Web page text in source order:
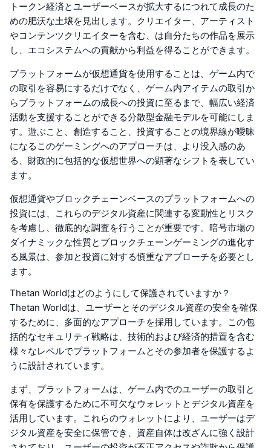
トークン経済とユーザーベースが拡大するにつれて成長のた
めの肥沃な土壌を見出します。クリエイター、アーティスト
やコンテンツクリエイターを含む、は自分たちの作品を展示
し、エコシステムへの貢献から利益を得ることができます。
プラットフォームが仮想通貨を使用することは、ゲーム内で
の取引を容易にするだけでなく、ゲーム内アイテムの取引か
らプラットフォームの成長への投資に至るまで、幅広い経済
活動を支援することができる分散型金融モデルを可能にしま
す。遊ぶこと、創造すること、投資することの境界線が曖昧
になるこのゲーミングへのアプローチは、より没入感のあ
る、財政的に包括的な仮想世界への顕著なシフトを表してい
ます。
仮想通貨やブロックチェーンベースのプラットフォームへの
投資には、これらのデジタル資産に関連する変動性とリスク
を考慮し、徹底的な調査を行うことが重要です。暗号市場の
ダイナミックな性質とブロックチェーンゲーミングの進化す
る風景は、参加と投資に対する慎重なアプローチを必要とし
ます。
Thetan Worldはどのようにして保護されていますか？
Thetan Worldは、ユーザーとそのデジタル資産の安全を確保
するために、多面的なアプローチを採用しています。この包
括的なセキュリティ戦略は、技術的および経済的措置を含む
様々なレベルでプラットフォームとその参加者を保護するよ
うに設計されています。
まず、プラットフォームは、ゲーム内でのユーザーの取引と
保有を保護するために不可欠なウォレットとデジタル資産を
活用しています。これらのウォレットにより、ユーザーはデ
ジタル資産を安全に保管でき、資産自体は改ざんに強く設計